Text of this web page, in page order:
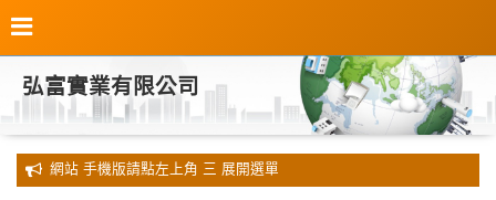
弘富實業有限公司
全新 網站 手機版請點左上角 三 展開選單